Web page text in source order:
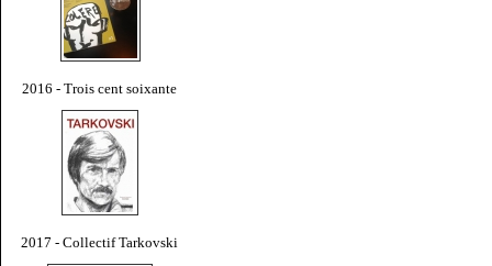
2016 - Trois cent soixante
2017 - Collectif Tarkovski